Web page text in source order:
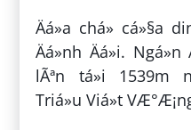
Äá»a chá»
Äá»nh Äá»i.
lÃªn tá»i 1539m
Triá»u Viá»t